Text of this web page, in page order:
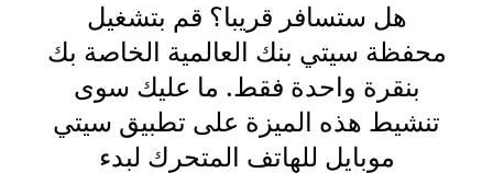
هل ستسافر قريبا؟ قم بتشغيل
محفظة سيتي بنك العالمية الخاصة بك
بنقرة واحدة فقط. ما عليك سوى
تنشيط هذه الميزة على تطبيق سيتي
موبايل للهاتف المتحرك لبدء